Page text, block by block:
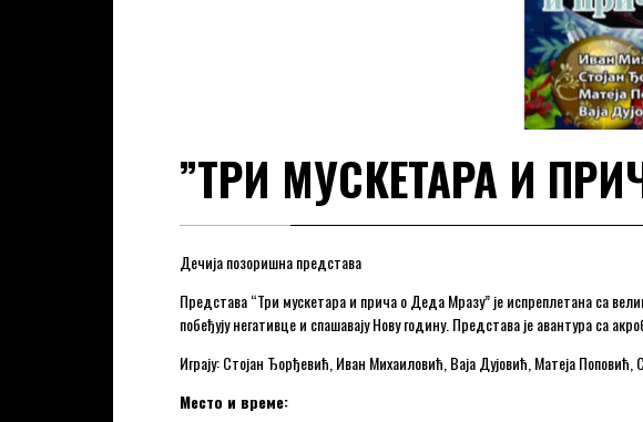
”ТРИ МУСКЕТАРА И
Дечија позоришна представа
Представа “Три мускетара и прича о Деда Мразу” је испреплетана са
побеђују негативце и спашавају Нову годину. Представа је авантура са
Играју: Стојан Ђорђевић, Иван Михаиловић, Ваја Дујовић, Матеја
Место и време: